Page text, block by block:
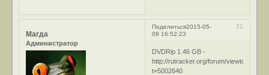
Поделиться 21
2015-05-
09 16:52:23
Магда
Администратор
DVDRip 1.46 GB -
http://rutracker.org/forum/
t=5002640